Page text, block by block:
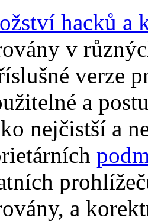
hacků a
v
verze
a
nejčistší a
a